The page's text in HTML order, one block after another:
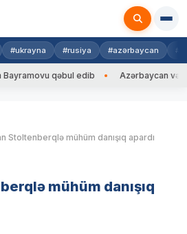
#ukrayna #rusiya #azərbaycan
qəbul edib Azərbaycan və
Stoltenberqlə mühüm danışıq apardı
mühüm danışıq